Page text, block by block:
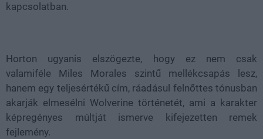
kapcsolatban.
Horton ugyanis elszögezte, hogy ez nem csak
valamiféle Miles Morales szintű mellékcsapás lesz,
hanem egy teljesértékű cím, ráadásul felnőttes tónusban
akarják elmesélni Wolverine történetét, ami a karakter
képregényes múltját ismerve kifejezetten remek
fejlemény.